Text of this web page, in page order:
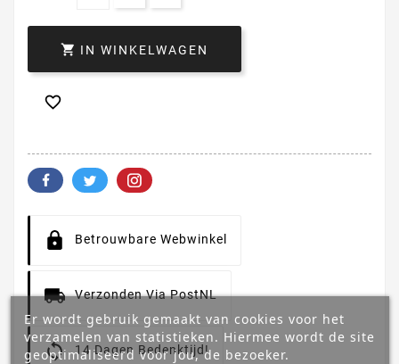
 IN WINKELWAGEN

Betrouwbare Webwinkel
Verzonden Via PostNL
14 Dagen Bedenktijd!
Er wordt gebruik gemaakt van cookies voor het
verzamelen van statistieken. Hiermee wordt de site
geoptimaliseerd voor jou, de bezoeker.